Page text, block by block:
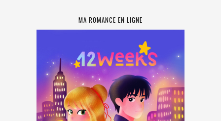
MA ROMANCE EN LIGNE